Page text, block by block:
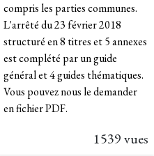
compris les parties communes.
L'arrêté du 23 février 2018
structuré en 8 titres et 5 annexes
est complété par un guide
général et 4 guides thématiques.
Vous pouvez nous le demander
en fichier PDF.
1539 vues